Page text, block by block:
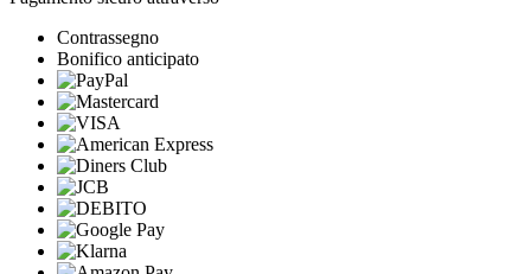
Contrassegno
Bonifico anticipato